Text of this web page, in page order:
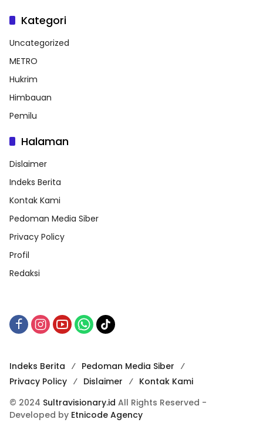
Kategori
Uncategorized
METRO
Hukrim
Himbauan
Pemilu
Halaman
Dislaimer
Indeks Berita
Kontak Kami
Pedoman Media Siber
Privacy Policy
Profil
Redaksi
Indeks Berita
Pedoman Media Siber
Privacy Policy
Dislaimer
Kontak Kami
© 2024 Sultravisionary.id All Rights Reserved -
Developed by Etnicode Agency